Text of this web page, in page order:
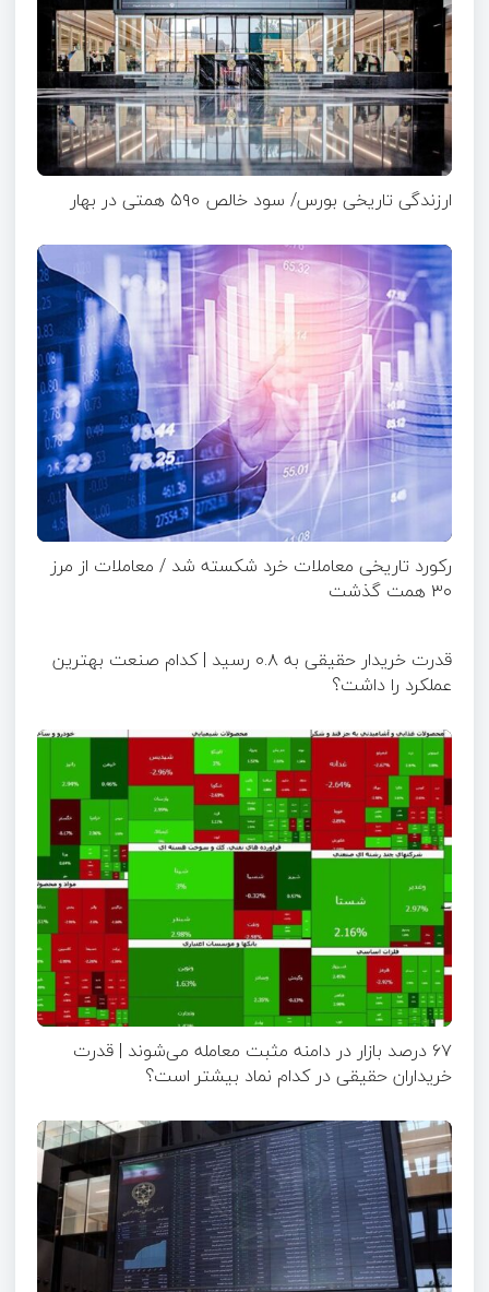
ارزندگی تاریخی بورس/ سود خالص ۵۹۰ همتی در بهار
رکورد تاریخی معاملات خرد شکسته شد / معاملات از مرز
۳۰ همت گذشت
قدرت خریدار حقیقی به ۰.۸ رسید | کدام صنعت بهترین
عملکرد را داشت؟
۶۷ درصد بازار در دامنه مثبت معامله می‌شوند | قدرت
خریداران حقیقی در کدام نماد بیشتر است؟